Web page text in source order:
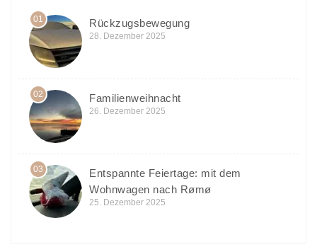
01 Rückzugsbewegung
28. Dezember 2025
02 Familienweihnacht
26. Dezember 2025
03
Entspannte Feiertage: mit dem
Wohnwagen nach Rømø
25. Dezember 2025